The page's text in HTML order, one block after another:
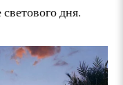
дня.